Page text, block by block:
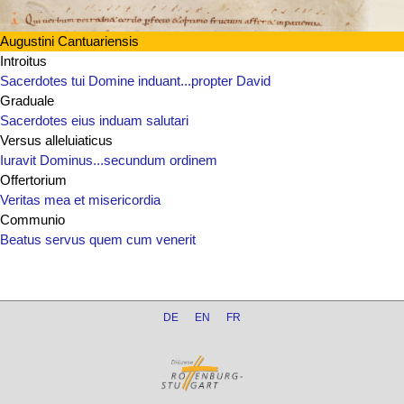
Augustini Cantuariensis
Introitus
Sacerdotes tui Domine induant...propter David
Graduale
Sacerdotes eius induam salutari
Versus alleluiaticus
Iuravit Dominus...secundum ordinem
Offertorium
Veritas mea et misericordia
Communio
Beatus servus quem cum venerit
DE EN FR